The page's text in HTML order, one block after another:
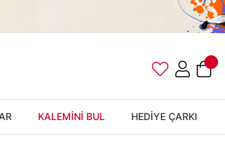
KALEMİNİ BUL HEDİYE ÇARKI